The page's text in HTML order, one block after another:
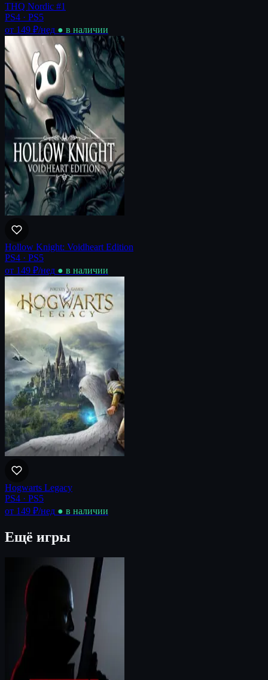
THQ Nordic #1
PS4 · PS5
от 149 ₽/нед ● в наличии
Hollow Knight: Voidheart Edition
PS4 · PS5
от 149 ₽/нед ● в наличии
Hogwarts Legacy
PS4 · PS5
от 149 ₽/нед ● в наличии
Ещё игры